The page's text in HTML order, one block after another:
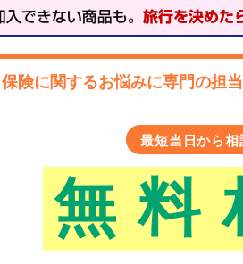
保険に関するお悩みに専門の担
最短当日から相
無 料